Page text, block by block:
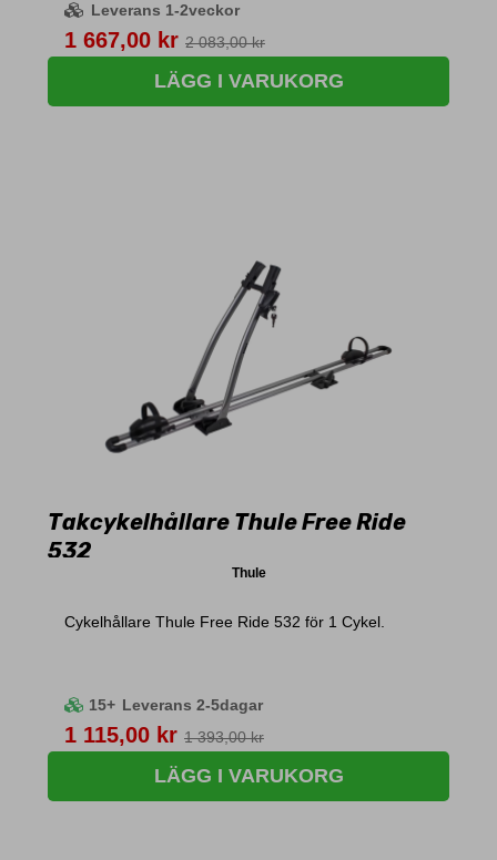
Leverans 1-2veckor
Pris
1 667,00 kr 2 083,00 kr
LÄGG I VARUKORG
Takcykelhållare Thule Free Ride
532
Thule
Cykelhållare Thule Free Ride 532 för 1 Cykel.
15+ Leverans 2-5dagar
Pris
1 115,00 kr 1 393,00 kr
LÄGG I VARUKORG